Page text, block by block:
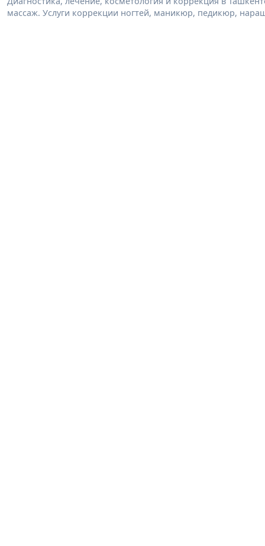
массаж. Услуги коррекции ногтей, маникюр, педикюр,